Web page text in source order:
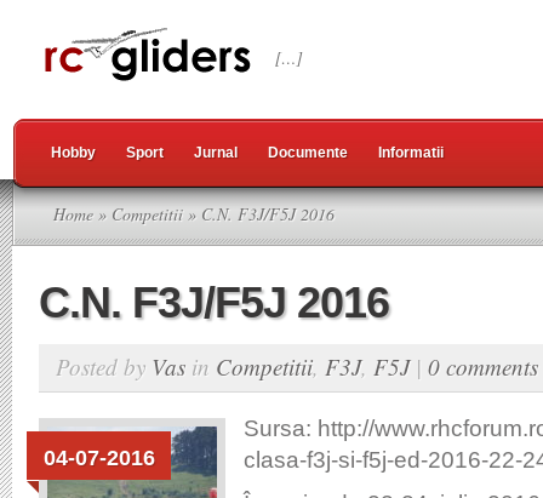
[…]
Hobby Sport Jurnal Documente Informatii
Home » Competitii» C.N. F3J/F5J 2016
C.N. F3J/F5J 2016
Posted by Vas in Competitii, F3J, F5J| 0 comments
04-07-2016
Sursa: http://
clasa-f3j-si-f5j-ed-2016-22-